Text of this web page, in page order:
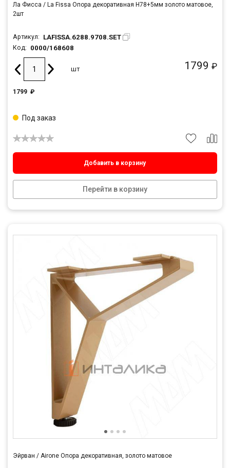
Ла Фисса / La Fissa Опора декоративная H78+5мм золото матовое,
2шт
Артикул: LAFISSA.6288.9708.SET
Код: 0000/168608
1799 ₽
шт
1799 ₽
Добавить в корзину
Перейти в корзину
Под заказ
Эйрван / Airone Опора декоративная, золото матовое